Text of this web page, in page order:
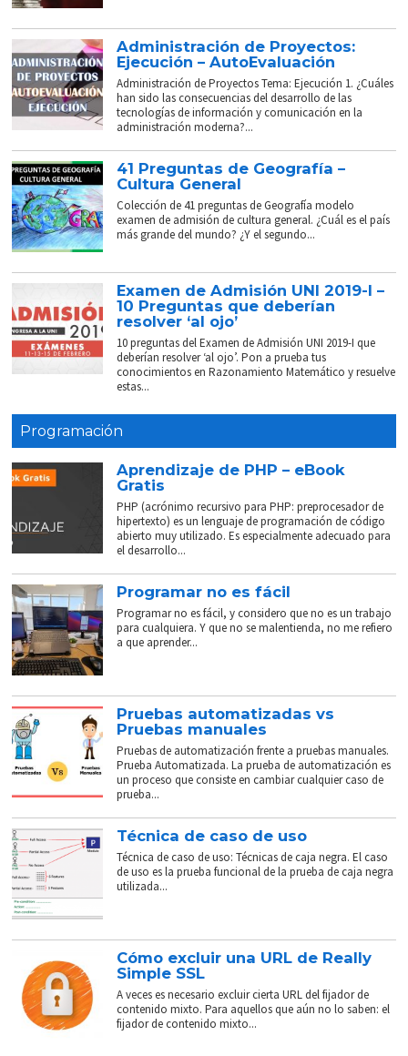
Administración de Proyectos:
Ejecución – AutoEvaluación
Administración de Proyectos Tema: Ejecución 1. ¿Cuáles
han sido las consecuencias del desarrollo de las
tecnologías de información y comunicación en la
administración moderna?...
41 Preguntas de Geografía –
Cultura General
Colección de 41 preguntas de Geografía modelo
examen de admisión de cultura general. ¿Cuál es el país
más grande del mundo? ¿Y el segundo...
Examen de Admisión UNI 2019-I –
10 Preguntas que deberían
resolver ‘al ojo’
10 preguntas del Examen de Admisión UNI 2019-I que
deberían resolver ‘al ojo’. Pon a prueba tus
conocimientos en Razonamiento Matemático y resuelve
estas...
Programación
Aprendizaje de PHP – eBook
Gratis
PHP (acrónimo recursivo para PHP: preprocesador de
hipertexto) es un lenguaje de programación de código
abierto muy utilizado. Es especialmente adecuado para
el desarrollo...
Programar no es fácil
Programar no es fácil, y considero que no es un trabajo
para cualquiera. Y que no se malentienda, no me refiero
a que aprender...
Pruebas automatizadas vs
Pruebas manuales
Pruebas de automatización frente a pruebas manuales.
Prueba Automatizada. La prueba de automatización es
un proceso que consiste en cambiar cualquier caso de
prueba...
Técnica de caso de uso
Técnica de caso de uso: Técnicas de caja negra. El caso
de uso es la prueba funcional de la prueba de caja negra
utilizada...
Cómo excluir una URL de Really
Simple SSL
A veces es necesario excluir cierta URL del fijador de
contenido mixto. Para aquellos que aún no lo saben: el
fijador de contenido mixto...